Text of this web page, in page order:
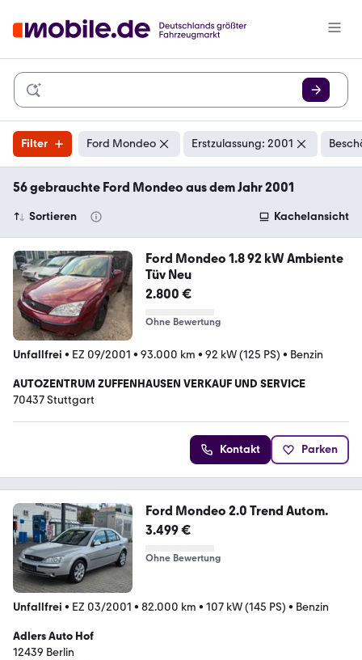
Filter Ford Mondeo Erstzulassung: 2001
56 gebrauchte Ford Mondeo aus dem Jahr 2001
Sortieren Kachelansicht
Ford Mondeo 1.8 92 kW Ambiente
Tüv Neu
2.800 €
Ohne Bewertung
Unfallfrei • EZ 09/2001 • 93.000 km • 92 kW (125 PS) • Benzin
AUTOZENTRUM ZUFFENHAUSEN VERKAUF UND SERVICE
70437 Stuttgart
Kontakt Parken
Ford Mondeo 2.0 Trend Autom.
3.499 €
Ohne Bewertung
Unfallfrei • EZ 03/2001 • 82.000 km • 107 kW (145 PS) • Benzin
Adlers Auto Hof
12439 Berlin